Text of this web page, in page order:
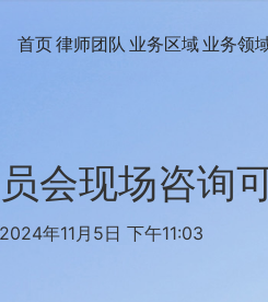
首页律师团队 业务区域 业务领
会现场咨询
2024年11月5日 下午11:03